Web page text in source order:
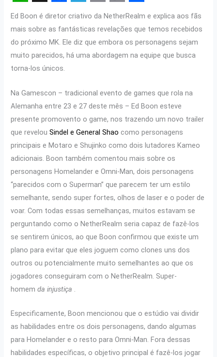
W
h
a
t
s
A
p
p
X F
a
c
e
b
o
o
k
T
e
l
e
r
a
m
E
m
a
i
C
o
p
y
i
n
k
S
h
a
r
Ed Boon é diretor criativo da NetherRealm e explica aos fãs
mais sobre as fantásticas revelações que temos recebidos
do próximo MK. Ele diz que embora os personagens sejam
muito parecidos, há uma abordagem na equipe que busca
torna-los únicos.
Na Gamescon – tradicional evento de games que rola na
Alemanha entre 23 e 27 deste mês – Ed Boon esteve
presente promovento o game, nos trazendo um novo trailer
que revelouSindel e General Shao como personagens
principais e Motaro e Shujinko como dois lutadores Kameo
adicionais. Boon também comentou mais sobre os
personagens Homelander e Omni-Man, dois personagens
“parecidos com o Superman” que parecem ter um estilo
semelhante, sendo super fortes, olhos de laser e o poder de
voar. Com todas essas semelhanças, muitos estavam se
perguntando como o NetherRealm seria capaz de fazê-los
se sentirem únicos, ao que Boon confirmou que existe um
plano para evitar que eles joguem como clones uns dos
outros ou potencialmente muito semelhantes ao que os
jogadores conseguiram com o NetherRealm. Super-
homemda injustiça
Especificamente, Boon mencionou que o estúdio vai dividir
as habilidades entre os dois personagens, dando algumas
para Homelander e o resto para Omni-Man. Fora dessas
habilidades específicas, o objetivo principal é fazê-los jogar